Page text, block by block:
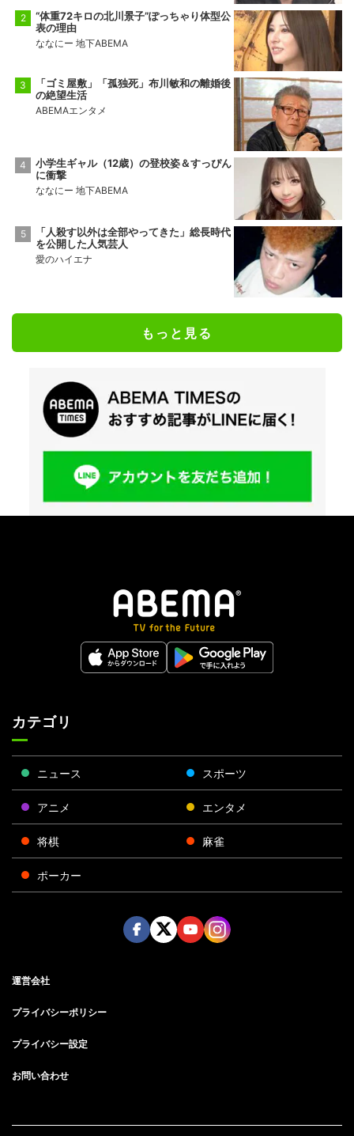
“体重72キロの北川景子”ぽっちゃり体型公
表の理由
ななにー 地下ABEMA
「ゴミ屋敷」「孤独死」布川敏和の離婚後
の絶望生活
ABEMAエンタメ
小学生ギャル（12歳）の登校姿＆すっぴん
に衝撃
ななにー 地下ABEMA
「人殺す以外は全部やってきた」総長時代
を公開した人気芸人
愛のハイエナ
もっと見る
カテゴリ
ニュース スポーツ
アニメ エンタメ
将棋 麻雀
ポーカー
運営会社
プライバシーポリシー
プライバシー設定
お問い合わせ